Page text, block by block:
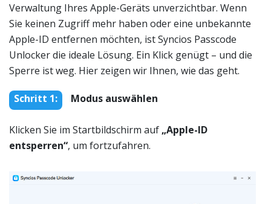
Verwaltung Ihres Apple-Geräts unverzichtbar. Wenn
Sie keinen Zugriff mehr haben oder eine unbekannte
Apple-ID entfernen möchten, ist Syncios Passcode
Unlocker die ideale Lösung. Ein Klick genügt – und die
Sperre ist weg. Hier zeigen wir Ihnen, wie das geht.
Schritt 1: Modus auswählen
Klicken Sie im Startbildschirm auf „Apple-ID
entsperren“, um fortzufahren.